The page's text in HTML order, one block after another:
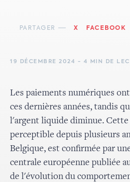
PARTAGER X FACEBOOK
19 DÉCEMBRE 2024 - 4 MIN DE
Les paiements numériques
ces dernières années, tandis
l'argent liquide diminue. Cette
perceptible depuis plusieurs
Belgique, est confirmée par
centrale européenne publiée
de l'évolution du